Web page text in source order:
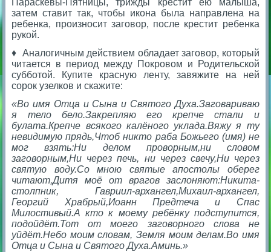
Параскевы-Пятницы, трижды крестит ею малыша,
затем ставит так, чтобы икона была направлена на
ребенка, произносит заговор, после крестит ребенка
рукой.
♦ Аналогичным действием обладает заговор, который
читается в период между Покровом и Родительской
субботой. Купите красную ленту, завяжите на ней
сорок узелков и скажите:
«Во имя Отца и Сына и Святого Духа.Заговариваю
я тело бело.Закрепляю его крепче стали и
булата.Крепче всякого калёного уклада.Вяжу я ту
невидимую прядь,Чтоб никто раба Божьего (имя) не
мог взять:Ни делом проворным,ни словом
заговорным,Ни через печь, ни через свечу,Ни через
святую воду.Со мною святые апостолы оберег
читают,Дитя моё от врагов заслоняют:Никита-
столпник, Гавриил-архангел,Михаил-архангел,
Георгий Храбрый,Иоанн Предтеча и Спас
Милостивый.А кто к моему ребёнку подступится,
подойдёт.Тот от моего заговорного слова не
уйдёт.Небо моим словам, Земля моим делам.Во имя
Отца и Сына и Святого Духа.Аминь.»